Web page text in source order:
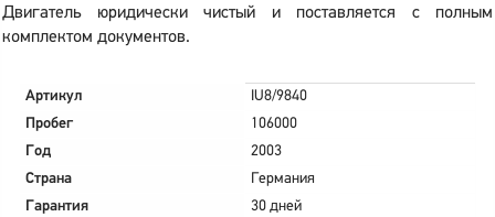
Двигатель юридически чистый и поставляется с полным
комплектом документов.
Артикул
IU8/9840
Пробег
106000
Год
2003
Страна
Германия
Гарантия
30 дней